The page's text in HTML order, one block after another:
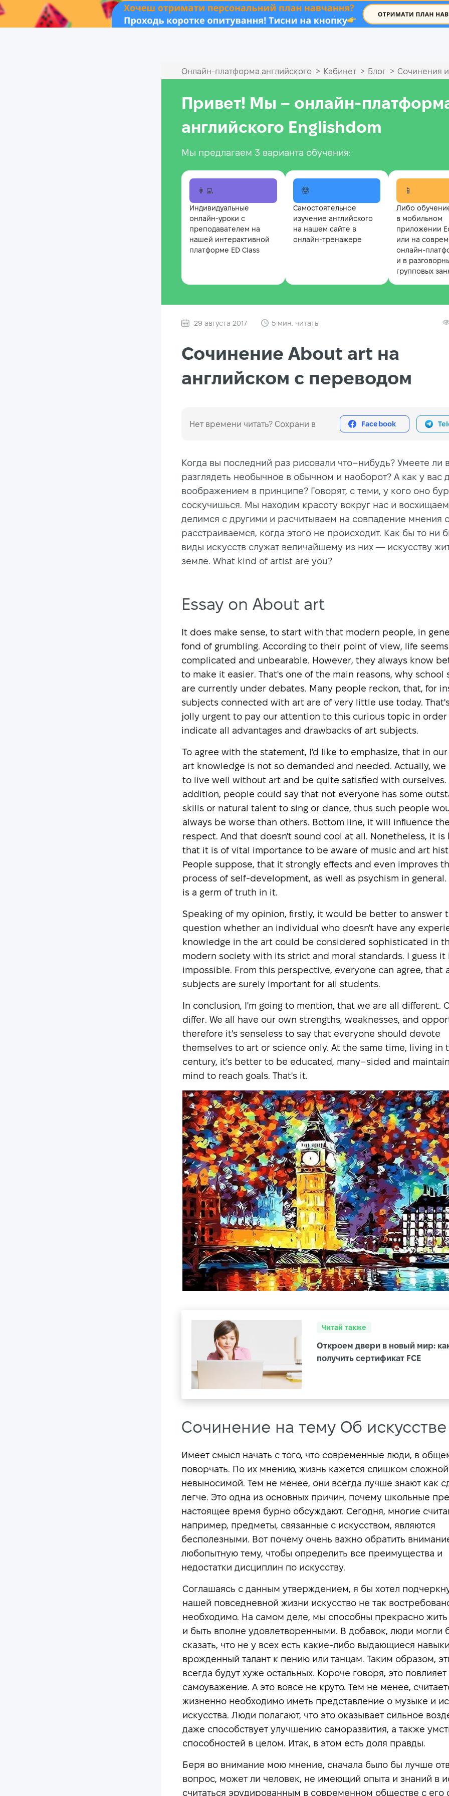
.
Онлайн‑платформа английского > Кабинет > Блог > Сочинения
Привет! Мы –
английского Englishdom
Мы предлагаем 3 варианта обучения:
👩‍💻
Индивидуальные
онлайн-уроки с
преподавателем на
нашей интерактивной
платформе ED Class
🤓
Самостоятельное
изучение английского
на нашем сайте в
онлайн-тренажере
📱
Либо
в мобильном
приложении
или на
онлайн-
и в
групповых
29 августа 2017 5 мин. читать
Сочинение About art на
английском с переводом
Нет времени читать? Сохрани в Facebook
Когда вы последний раз рисовали что–нибудь? Умеете ли
разглядеть необычное в обычном и наоборот? А как у вас
воображением в принципе? Говорят, с теми, у кого оно
соскучишься. Мы находим красоту вокруг нас и
делимся с другими и расчитываем на совпадение мнения
расстраиваемся, когда этого не происходит. Как бы то ни
виды искусств служат величайшему из них — искусству
земле. What kind of artist are you?
Essay on About art
It does make sense, to start with that modern people, in
fond of grumbling. According to their point of view, life
complicated and unbearable. However, they always know
to make it easier. That's one of the main reasons, why school
are currently under debates. Many people reckon, that, for
subjects connected with art are of very little use today.
jolly urgent to pay our attention to this curious topic in order
indicate all advantages and drawbacks of art subjects.
To agree with the statement, I'd like to emphasize, that in
art knowledge is not so demanded and needed. Actually, we
to live well without art and be quite satisfied with ourselves.
addition, people could say that not everyone has some
skills or natural talent to sing or dance, thus such people
always be worse than others. Bottom line, it will influence
respect. And that doesn't sound cool at all. Nonetheless, it is
that it is of vital importance to be aware of music and art
People suppose, that it strongly effects and even improves
process of self-development, as well as psychism in general.
is a germ of truth in it.
Speaking of my opinion, firstly, it would be better to answer
question whether an individual who doesn't have any
knowledge in the art could be considered sophisticated in
modern society with its strict and moral standards. I guess it
impossible. From this perspective, everyone can agree, that
subjects are surely important for all students.
In conclusion, I'm going to mention, that we are all different.
differ. We all have our own strengths, weaknesses, and
therefore it's senseless to say that everyone should devote
themselves to art or science only. At the same time, living in
century, it's better to be educated, many–sided and
mind to reach goals. That's it.
Читай также
Откроем двери в новый мир:
получить сертификат FCE
Сочинение на тему Об искусстве
Имеет смысл начать с того, что современные люди, в
поворчать. По их мнению, жизнь кажется слишком
невыносимой. Тем не менее, они всегда лучше знают как
легче. Это одна из основных причин, почему школьные
настоящее время бурно обсуждают. Сегодня, многие
например, предметы, связанные с искусством, являются
бесполезными. Вот почему очень важно обратить
любопытную тему, чтобы определить все преимущества и
недостатки дисциплин по искусству.
Соглашаясь с данным утверждением, я бы хотел
нашей повседневной жизни искусство не так
необходимо. На самом деле, мы способны прекрасно жить
и быть вполне удовлетворенными. В добавок, люди могли
сказать, что не у всех есть какие-либо выдающиеся
врожденный талант к пению или танцам. Таким образом,
всегда будут хуже остальных. Короче говоря, это повлияет
самоуважение. А это вовсе не круто. Тем не менее,
жизненно необходимо иметь представление о музыке и
искусства. Люди полагают, что это оказывает сильное
даже способствует улучшению саморазвития, а также
способностей в целом. Итак, в этом есть доля правды.
Беря во внимание мою мнение, сначала было бы лучше
вопрос, может ли человек, не имеющий опыта и знаний в
считаться эрудированным в современном обществе с его